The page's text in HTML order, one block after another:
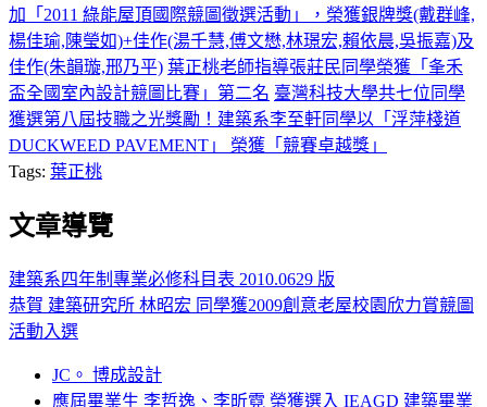
加「2011 綠能屋頂國際競圖徵選活動」，榮獲銀牌獎(戴群峰,
楊佳瑜,陳瑩如)+佳作(湯千慧,傅文懋,林璟宏,賴依晨,吳振嘉)及
佳作(朱韻璇,邢乃平) 葉正桃老師指導張莊民同學榮獲「夆禾
盃全國室內設計競圖比賽」第二名 臺灣科技大學共七位同學
獲選第八屆技職之光獎勵！建築系李至軒同學以「浮萍棧道
DUCKWEED PAVEMENT」 榮獲「競賽卓越獎」
Tags: 葉正桃
文章導覽
建築系四年制專業必修科目表 2010.0629 版
恭賀 建築研究所 林昭宏 同學獲2009創意老屋校園欣力賞競圖
活動入選
JC。 博成設計
應屆畢業生 李哲逸、李昕霓 榮獲選入 IEAGD 建築畢業